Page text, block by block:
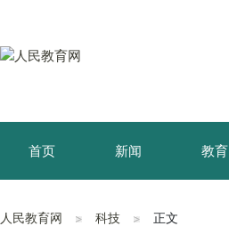
首页 新闻 教育
育儿 资讯
人民教育网 科技 正文